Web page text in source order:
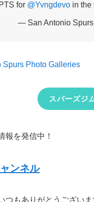
for @Yvngdevo in the
— San Antonio
Spurs Photo Galleries
スパーズジ
報を発信中！
ンネル
つもありがとうございま